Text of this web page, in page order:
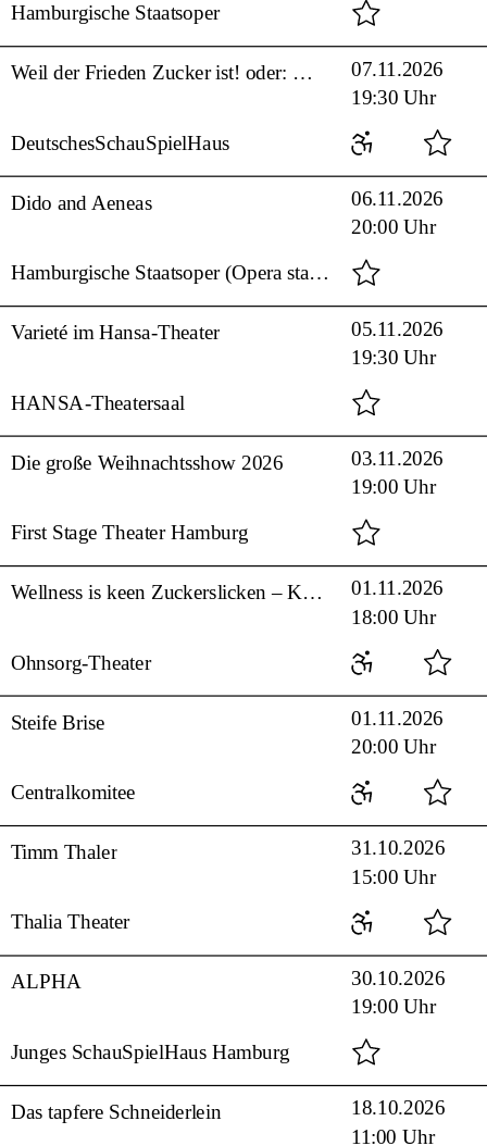
Hamburgische Staatsoper
DeutschesSchauSpielHaus
07.11.2026
19:30 Uhr
Weil der Frieden Zucker ist! oder: Was für ein kleines Moped mit verchromter Lenkstange steht dort im Hof
Hamburgische Staatsoper (Opera stabile)
06.11.2026
20:00 Uhr
Dido and Aeneas
HANSA-Theatersaal
05.11.2026
19:30 Uhr
Varieté im Hansa-Theater
First Stage Theater Hamburg
03.11.2026
19:00 Uhr
Die große Weihnachtsshow 2026
Ohnsorg-Theater
01.11.2026
18:00 Uhr
Wellness is keen Zuckerslicken – Köche, Kekse, Katastrophen
Centralkomitee
01.11.2026
20:00 Uhr
Steife Brise
Thalia Theater
31.10.2026
15:00 Uhr
Timm Thaler
Junges SchauSpielHaus Hamburg
30.10.2026
19:00 Uhr
ALPHA
18.10.2026
11:00 Uhr
Das tapfere Schneiderlein